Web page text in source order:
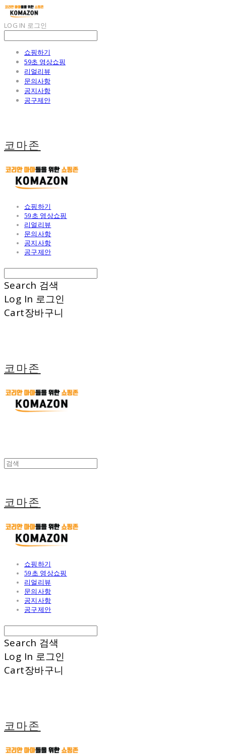
LOG IN 로그인
쇼핑하기
59초 영상쇼핑
리얼리뷰
문의사항
공지사항
공구제안
코마존
쇼핑하기
59초 영상쇼핑
리얼리뷰
문의사항
공지사항
공구제안
Search 검색
Log In 로그인
Cart장바구니
코마존
코마존
쇼핑하기
59초 영상쇼핑
리얼리뷰
문의사항
공지사항
공구제안
Search 검색
Log In 로그인
Cart장바구니
코마존